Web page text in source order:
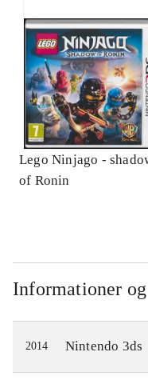
Lego Ninjago -
of Ronin
Informationer
2014 Nintendo 3ds